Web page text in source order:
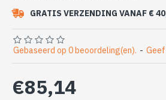
GRATIS VERZENDING VANAF €
Gebaseerd op 0 beoordeling(en). -
€85,14